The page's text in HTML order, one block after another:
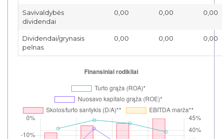
Savivaldybės
dividendai
0,00 0,00 0,00
Dividendai/grynasis
pelnas
0,00 0,00 0,00